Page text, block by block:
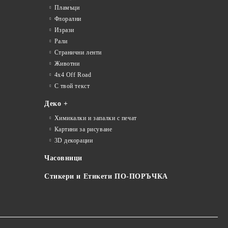
Пламъци
Флорални
Изрази
Рали
Странични ленти
Животни
4x4 Off Road
С твой текст
Деко +
Химикалки и запалки с печат
Картини за рисуване
3D декорации
Часовници
Стикери и Етикети ПО-ПОРЪЧКА